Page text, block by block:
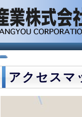
アクセスマ